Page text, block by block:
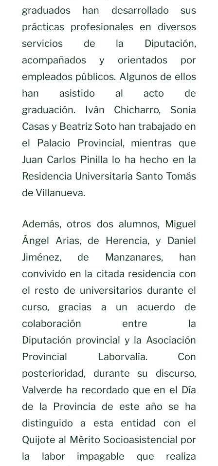
graduados han desarrollado sus
prácticas profesionales en diversos
servicios de la Diputación,
acompañados y orientados por
empleados públicos. Algunos de ellos
han asistido al acto de
graduación. Iván Chicharro, Sonia
Casas y Beatriz Soto han trabajado en
el Palacio Provincial, mientras que
Juan Carlos Pinilla lo ha hecho en la
Residencia Universitaria Santo Tomás
de Villanueva.
Además, otros dos alumnos, Miguel
Ángel Arias, de Herencia, y Daniel
Jiménez, de Manzanares, han
convivido en la citada residencia con
el resto de universitarios durante el
curso, gracias a un acuerdo de
colaboración entre la
Diputación provincial y la Asociación
Provincial Laborvalía. Con
posterioridad, durante su discurso,
Valverde ha recordado que en el Día
de la Provincia de este año se ha
distinguido a esta entidad con el
Quijote al Mérito Socioasistencial por
la labor impagable que realiza